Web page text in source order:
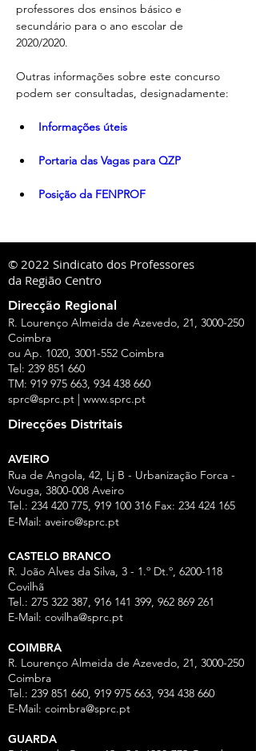
professores dos ensinos básico e
secundário para o ano escolar de
2020/2020.
Outras informações sobre este concurso
podem ser consultadas, designadamente:
Informações úteis
Portaria das Vagas para QZP
Posição da FENPROF
© 2022 Sindicato dos Professores
da Região Centro
Direcção Regional
R. Lourenço Almeida de Azevedo, 21, 3000-250
Coimbra
ou Ap. 1020, 3001-552 Coimbra
Tel: 239 851 660
TM: 919 975 663, 934 438 660
sprc@sprc.pt | www.sprc.pt
Direcções Distritais
AVEIRO
Rua de Angola, 42, Lj B - Urbanização Forca -
Vouga, 3800-008 Aveiro
Tel.: 234 420 775, 919 100 316 Fax: 234 424 165
E-Mail: aveiro@sprc.pt
CASTELO BRANCO
R. João Alves da Silva, 3 - 1.º Dt.º, 6200-118
Covilhã
Tel.: 275 322 387, 916 141 399, 962 869 261
E-Mail: covilha@sprc.pt
COIMBRA
R. Lourenço Almeida de Azevedo, 21, 3000-250
Coimbra
Tel.: 239 851 660, 919 975 663, 934 438 660
E-Mail: coimbra@sprc.pt
GUARDA